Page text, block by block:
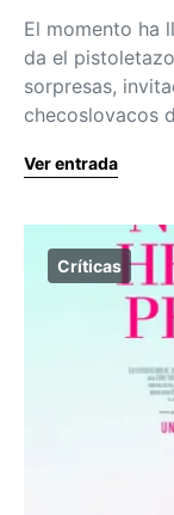
El momento ha
da el
sorpresas,
checoslovacos
Ver entrada
Críticas